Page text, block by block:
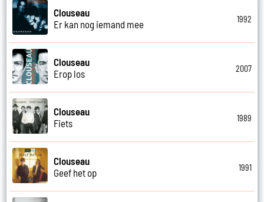
Clouseau
Er kan nog iemand mee
1992
Clouseau
Erop los
2007
Clouseau
Fiets
1989
Clouseau
Geef het op
1991